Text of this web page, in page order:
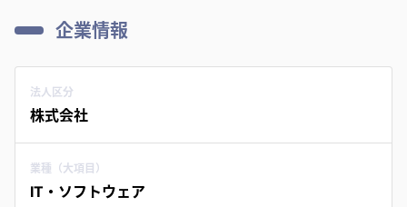
企業情報
法人区分
株式会社
業種（大項目）
IT・ソフトウェア